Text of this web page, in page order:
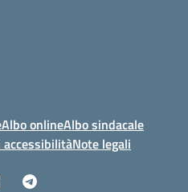
Albo onlineAlbo sindacale
accessibilitàNote legali